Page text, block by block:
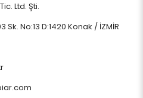
Ltd. Şti.
Sk. No:13 D:1420 Konak / İZMİR